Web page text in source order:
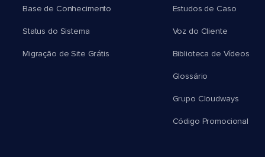
Base de Conhecimento
Status do Sistema
Migração de Site Grátis
Estudos de Caso
Voz do Cliente
Biblioteca de Vídeos
Glossário
Grupo Cloudways
Código Promocional